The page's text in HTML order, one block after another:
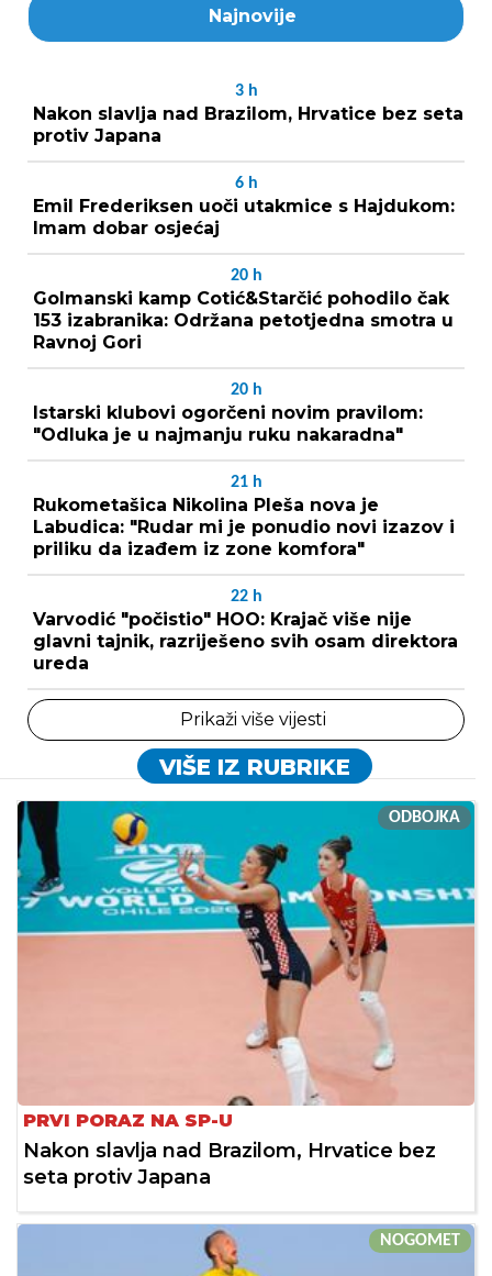
Najnovije
3 h
Nakon slavlja nad Brazilom, Hrvatice bez seta
protiv Japana
6 h
Emil Frederiksen uoči utakmice s Hajdukom:
Imam dobar osjećaj
20 h
Golmanski kamp Cotić&Starčić pohodilo čak
153 izabranika: Održana petotjedna smotra u
Ravnoj Gori
20 h
Istarski klubovi ogorčeni novim pravilom:
"Odluka je u najmanju ruku nakaradna"
21 h
Rukometašica Nikolina Pleša nova je
Labudica: "Rudar mi je ponudio novi izazov i
priliku da izađem iz zone komfora"
22 h
Varvodić "počistio" HOO: Krajač više nije
glavni tajnik, razriješeno svih osam direktora
ureda
Prikaži više vijesti
VIŠE IZ RUBRIKE
ODBOJKA
PRVI PORAZ NA SP-U
Nakon slavlja nad Brazilom, Hrvatice bez
seta protiv Japana
NOGOMET